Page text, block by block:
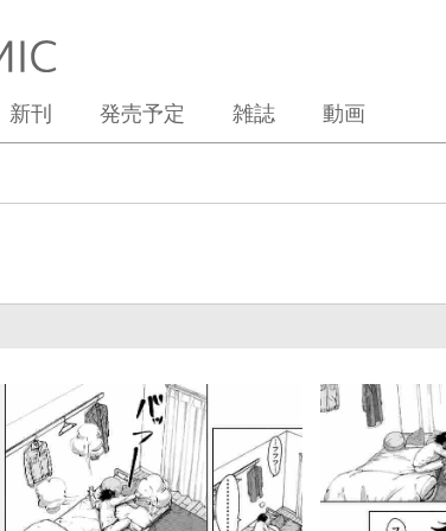
新刊 発売予定 雑誌 動画